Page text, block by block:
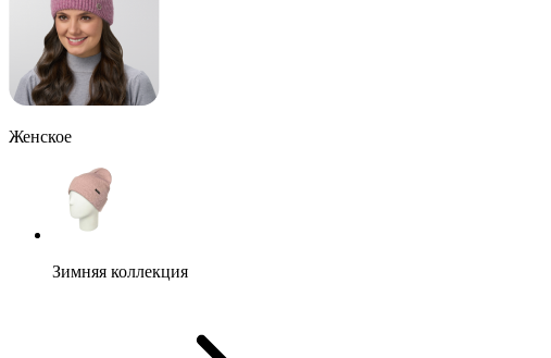
Женское
Зимняя коллекция